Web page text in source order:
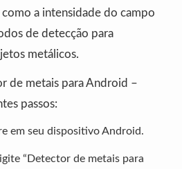
a intensidade do campo
de detecção para
metálicos.
de metais para Android –
passos:
em seu dispositivo Android.
“Detector de metais para